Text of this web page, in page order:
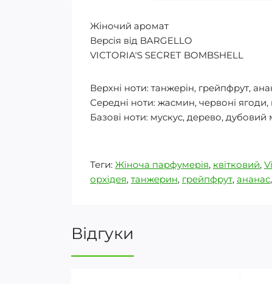
Жіночий аромат
Версія від BARGELLO
VICTORIA'S SECRET BOMBSHELL
Верхні ноти: танжерін, грейпфрут,
Середні ноти: жасмин, червоні ягоди,
Базові ноти: мускус, дерево, дубовий
Теги: Жіноча парфумерія, квітковий,
орхідея, танжерин, грейпфрут, ананас,
Відгуки